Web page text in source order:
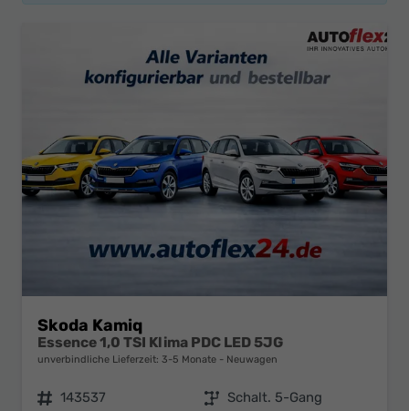
Skoda Kamiq
Essence 1,0 TSI Klima PDC LED 5JG
unverbindliche Lieferzeit: 3-5 Monate Neuwagen
Fahrzeugnr. 143537 Getriebe Schalt. 5-Gang